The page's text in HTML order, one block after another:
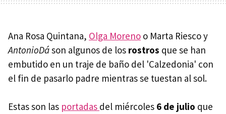
Ana Rosa Quintana, Olga Moreno o Marta Riesco y
AntonioDáson algunos de los rostros que se han
embutido en un traje de baño del 'Calzedonia' con
el fin de pasarlo padre mientras se tuestan al sol.
Estas son las portadas del miércoles 6 de julio que